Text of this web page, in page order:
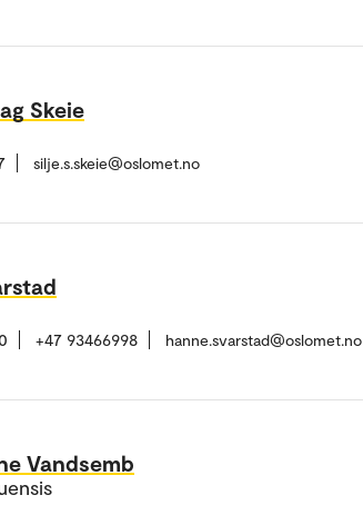
Skeie
silje.s.skeie@oslomet.no
+47 93466998 hanne.svarstad@oslomet.no
Vandsemb